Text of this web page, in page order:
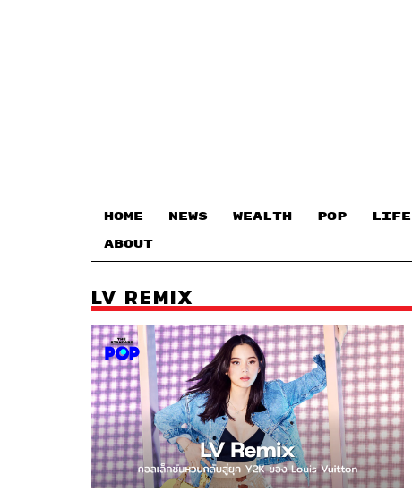
HOME NEWS WEALTH POP LIFE
ABOUT
LV REMIX